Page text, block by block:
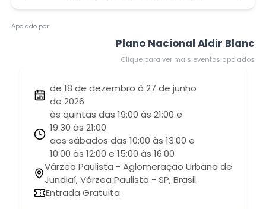
Apoiado por:
Plano Nacional Aldir Blanc
Clique para ver mais eventos apoiados
de 18 de dezembro à 27 de junho
de 2026
às quintas das 19:00 às 21:00 e
19:30 às 21:00
aos sábados das 10:00 às 13:00 e
10:00 às 12:00 e 15:00 às 16:00
Várzea Paulista - Aglomeração Urbana de
Jundiaí, Várzea Paulista - SP, Brasil
Entrada Gratuita